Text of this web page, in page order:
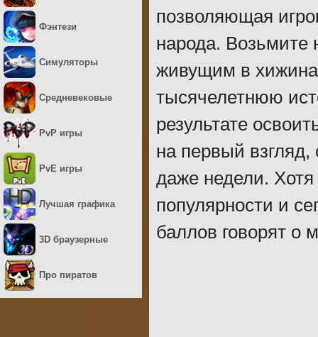
позволяющая
народа. Возьмите
живущим в
тысячелетнюю
результате
на первый взгляд,
даже недели.
популярности и
баллов говорят о
Фэнтези
Симуляторы
Средневековые
PvP игры
PvE игры
Лучшая графика
3D браузерные
Про пиратов